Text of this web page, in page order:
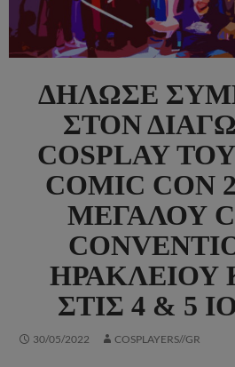
ΔΉΛΩΣΕ
ΣΤΟΝ
COSPLAY
COMIC CON
ΜΕΓΆΛΟΥ
ΗΡΑΚΛΕΊΟΥ
ΣΤΙΣ 4 & 5
30/05/2022 COSPLAYERS//GR